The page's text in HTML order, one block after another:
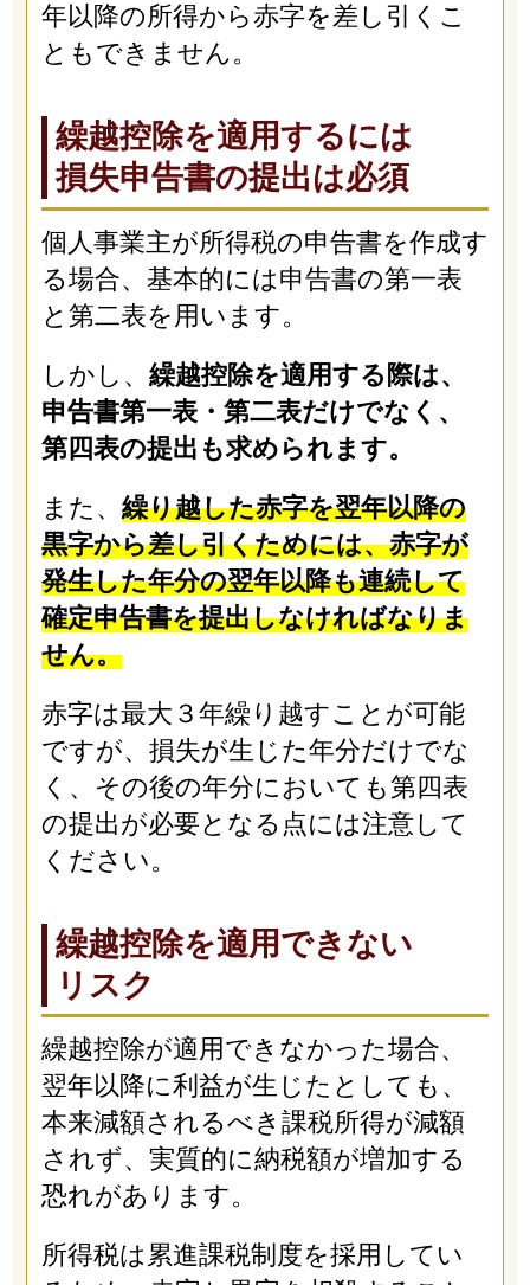
年以降の所得から赤字を差し引くこ
ともできません。
繰越控除を適用するには
損失申告書の提出は必須
個人事業主が所得税の申告書を作成す
る場合、基本的には申告書の第一表
と第二表を用います。
しかし、 繰越控除を適用する際は、
申告書第一表・第二表だけでなく、
第四表の提出も求められます。
また、 繰り越した赤字を翌年以降の
黒字から差し引くためには、赤字が
発生した年分の翌年以降も連続して
確定申告書を提出しなければなりま
せん。
赤字は最大３年繰り越すことが可能
ですが、損失が生じた年分だけでな
く、その後の年分においても第四表
の提出が必要となる点には注意して
ください。
繰越控除を適用できない
リスク
繰越控除が適用できなかった場合、
翌年以降に利益が生じたとしても、
本来減額されるべき課税所得が減額
されず、実質的に納税額が増加する
恐れがあります。
所得税は累進課税制度を採用してい